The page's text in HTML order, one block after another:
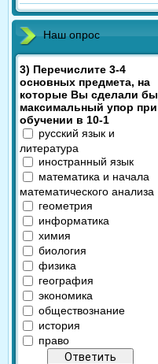
Наш опрос
3) Перечислите 3-4
основных предмета, на
которые Вы сделали бы
максимальный упор при
обучении в 10-1
русский язык и
литература
иностранный язык
математика и начала
математического анализа
геометрия
информатика
химия
биология
физика
география
экономика
обществознание
история
право